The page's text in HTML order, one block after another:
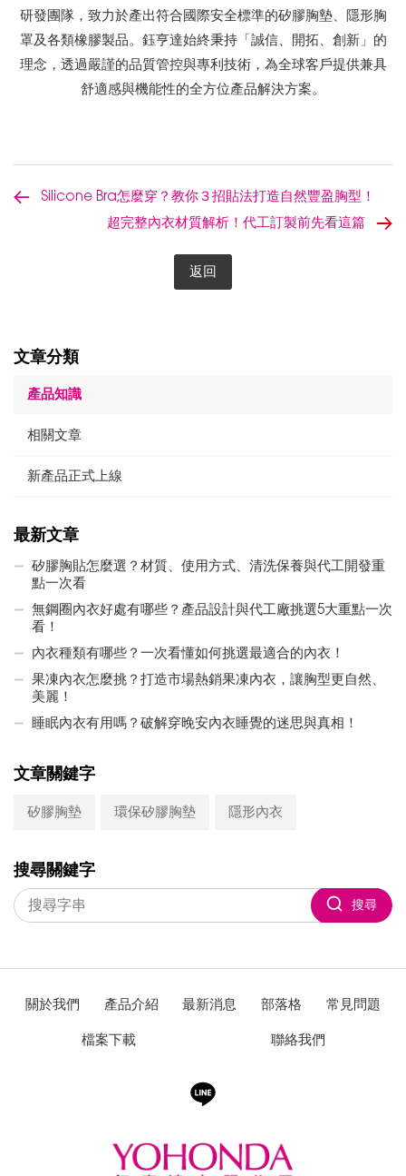
研發團隊，致力於產出符合國際安全標準的矽膠胸墊、隱形胸
罩及各類橡膠製品。鈺亨達始終秉持「誠信、開拓、創新」的
理念，透過嚴謹的品質管控與專利技術，為全球客戶提供兼具
舒適感與機能性的全方位產品解決方案。
Silicone Bra怎麼穿？教你３招貼法打造自然豐盈胸型！
超完整內衣材質解析！代工訂製前先看這篇
返回
文章分類
產品知識
相關文章
新產品正式上線
最新文章
矽膠胸貼怎麼選？材質、使用方式、清洗保養與代工開發重
點一次看
無鋼圈內衣好處有哪些？產品設計與代工廠挑選5大重點一次
看！
內衣種類有哪些？一次看懂如何挑選最適合的內衣！
果凍內衣怎麼挑？打造市場熱銷果凍內衣，讓胸型更自然、
美麗！
睡眠內衣有用嗎？破解穿晚安內衣睡覺的迷思與真相！
文章關鍵字
矽膠胸墊 環保矽膠胸墊 隱形內衣
搜尋關鍵字
搜尋
關於我們 產品介紹 最新消息 部落格 常見問題
檔案下載 聯絡我們